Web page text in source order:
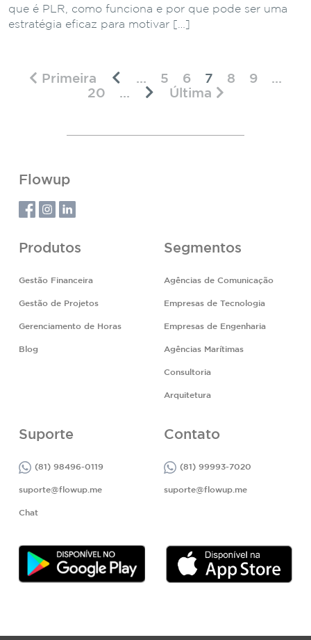
que é PLR, como funciona e por que pode ser uma
estratégia eficaz para motivar […]
Primeira ... 5 6 7 8 9
...
20
... Última
Flowup
Produtos
Gestão Financeira
Gestão de Projetos
Gerenciamento de Horas
Blog
Segmentos
Agências de Comunicação
Empresas de Tecnologia
Empresas de Engenharia
Agências Marítimas
Consultoria
Arquitetura
Suporte
(81) 98496-0119
suporte@flowup.me
Chat
Contato
(81) 99993-7020
suporte@flowup.me